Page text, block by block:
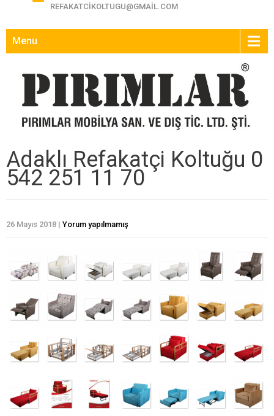
REFAKATCIKOLTUGU@GMAIL.COM
Menu
Adaklı Refakatçi Koltuğu 0
542 251 11 70
26 Mayıs 2018 | Yorum yapılmamış